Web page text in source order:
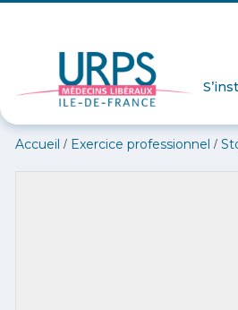
Accueil / Exercice professionnel /